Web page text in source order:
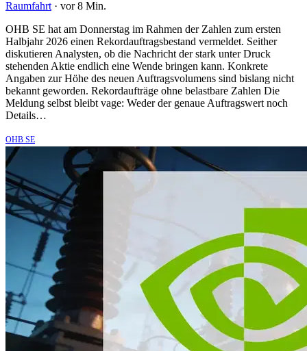
Raumfahrt · vor 8 Min.
OHB SE hat am Donnerstag im Rahmen der Zahlen zum ersten
Halbjahr 2026 einen Rekordauftragsbestand vermeldet. Seither
diskutieren Analysten, ob die Nachricht der stark unter Druck
stehenden Aktie endlich eine Wende bringen kann. Konkrete
Angaben zur Höhe des neuen Auftragsvolumens sind bislang nicht
bekannt geworden. Rekordaufträge ohne belastbare Zahlen Die
Meldung selbst bleibt vage: Weder der genaue Auftragswert noch
Details…
OHB SE